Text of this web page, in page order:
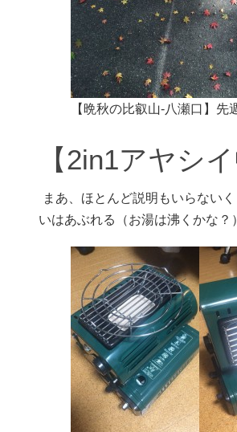
【晩秋の比叡山-八瀬口】先
【2in1アヤシ
まあ、ほとんど説明もいらない
いはあぶれる（お湯は沸くかな？